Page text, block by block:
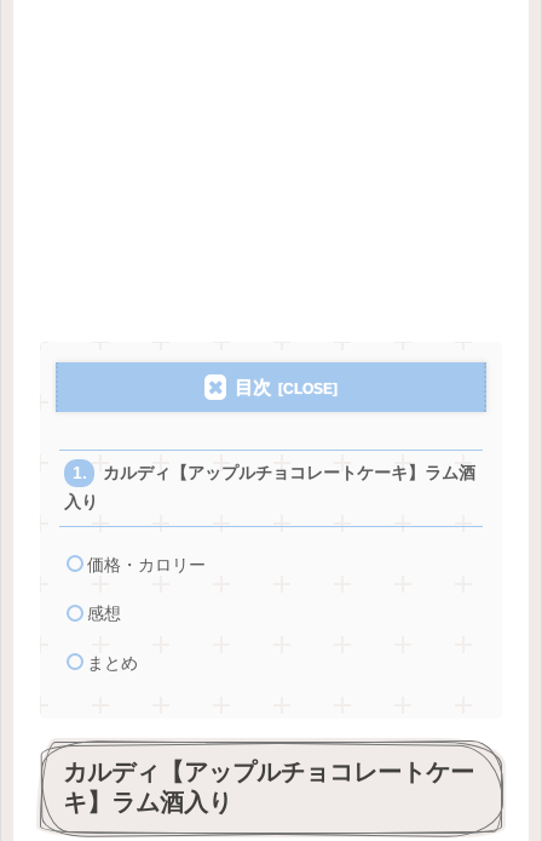
目次
カルディ【アップルチョコレートケーキ】ラム酒
入り
価格・カロリー
感想
まとめ
カルディ【アップルチョコレートケー
キ】ラム酒入り